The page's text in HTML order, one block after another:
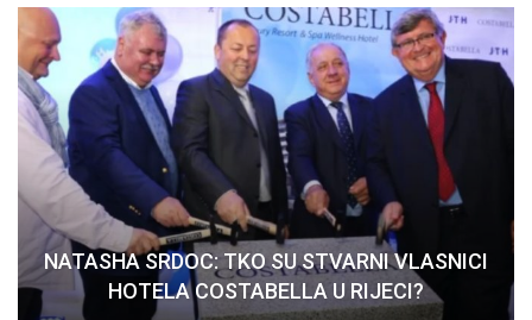
NATASHA SRDOC: TKO SU STVARNI VLASNICI
HOTELA COSTABELLA U RIJECI?